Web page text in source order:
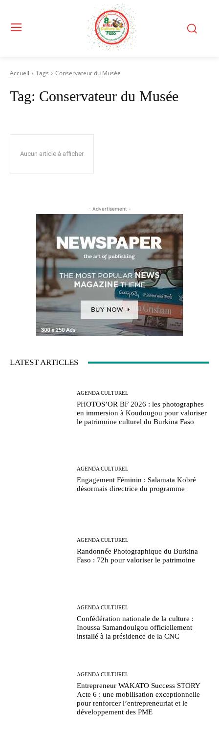
Accueil Tags Conservateur du Musée
Tag: Conservateur du Musée
Aucun article à afficher
- Advertisement -
LATEST ARTICLES
AGENDA CULTUREL
PHOTOS’OR BF 2026 : les photographes
en immersion à Koudougou pour valoriser
le patrimoine culturel du Burkina Faso
AGENDA CULTUREL
Engagement Féminin : Salamata Kobré
désormais directrice du programme
AGENDA CULTUREL
Randonnée Photographique du Burkina
Faso : 72h pour valoriser le patrimoine
AGENDA CULTUREL
Confédération nationale de la culture :
Inoussa Samandoulgou officiellement
installé à la présidence de la CNC
AGENDA CULTUREL
Entrepreneur WAKATO Success STORY
Acte 6 : une mobilisation exceptionnelle
pour renforcer l’entrepreneuriat et le
développement des PME